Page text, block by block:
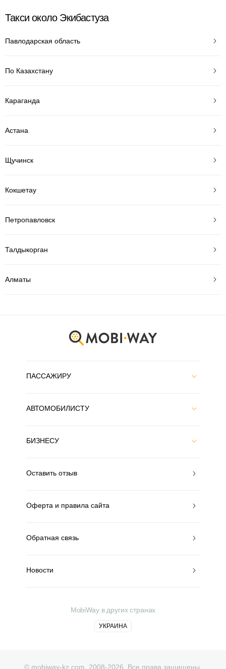
Такси около Экибастуза
Павлодарская область
По Казахстану
Караганда
Астана
Щучинск
Кокшетау
Петропавловск
Талдыкорган
Алматы
ПАССАЖИРУ
АВТОМОБИЛИСТУ
БИЗНЕСУ
Оставить отзыв
Оферта и правила сайта
Обратная связь
Новости
MobiWay в других странах
УКРАИНА
© mobiway-kz.com. 2008-2026. Все права защищены.